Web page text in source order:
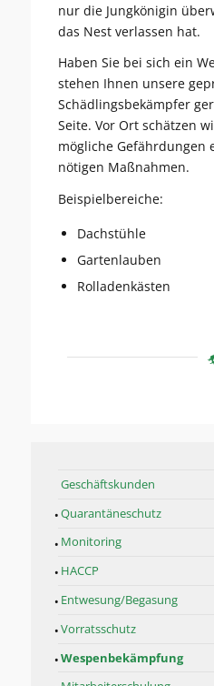
nur die Jungkönigin
das Nest verlassen hat.
Haben Sie bei sich ein
stehen Ihnen unsere
Schädlingsbekämpfer
Seite. Vor Ort schätzen
mögliche Gefährdungen
nötigen Maßnahmen.
Beispielbereiche:
Dachstühle
Gartenlauben
Rolladenkästen
Geschäftskunden
Quarantäneschutz
Monitoring
HACCP
Entwesung/Begasung
Vorratsschutz
Wespenbekämpfung